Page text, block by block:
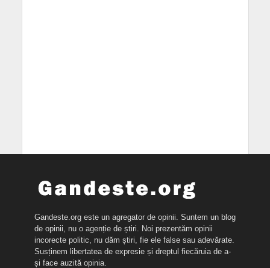
Gandeste.org este un agregator de opinii. Suntem un blog
de opinii, nu o agenție de știri. Noi prezentăm opinii
incorecte politic, nu dăm știri, fie ele false sau adevărate.
Susținem libertatea de expresie și dreptul fiecăruia de a-
și face auzită opinia.